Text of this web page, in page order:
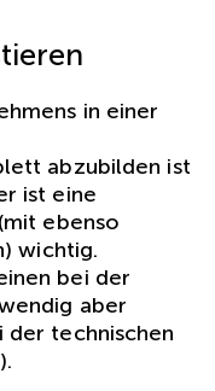
in einer
abzubilden ist
ist eine
ebenso
wichtig.
bei der
aber
der technischen